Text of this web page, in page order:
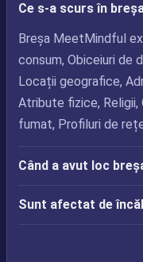
Ce s-a scurs în
Breșa MeetMindful
consum, Obiceiuri de
Locații geografice,
Atribute fizice, Religii,
fumat, Profiluri de
Când a avut loc
Sunt afectat de